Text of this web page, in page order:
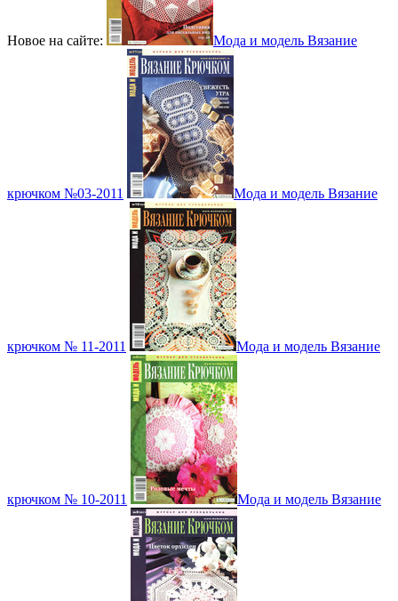
Новое на сайте: Мода и модель Вязание
крючком №03-2011 Мода и модель Вязание
крючком № 11-2011 Мода и модель Вязание
крючком № 10-2011 Мода и модель Вязание